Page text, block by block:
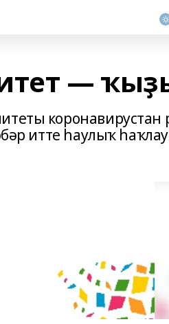
—
коронавирустан
итте һаулыҡ